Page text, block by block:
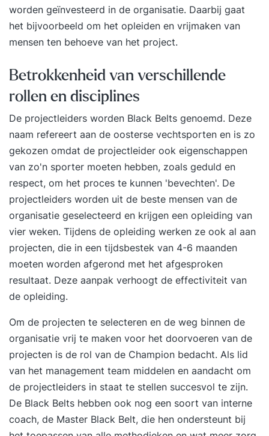
worden geïnvesteerd in de organisatie. Daarbij gaat
het bijvoorbeeld om het opleiden en vrijmaken van
mensen ten behoeve van het project.
Betrokkenheid van verschillende
rollen en disciplines
De projectleiders worden Black Belts genoemd. Deze
naam refereert aan de oosterse vechtsporten en is zo
gekozen omdat de projectleider ook eigenschappen
van zo'n sporter moeten hebben, zoals geduld en
respect, om het proces te kunnen 'bevechten'. De
projectleiders worden uit de beste mensen van de
organisatie geselecteerd en krijgen een opleiding van
vier weken. Tijdens de opleiding werken ze ook al aan
projecten, die in een tijdsbestek van 4-6 maanden
moeten worden afgerond met het afgesproken
resultaat. Deze aanpak verhoogt de effectiviteit van
de opleiding.
Om de projecten te selecteren en de weg binnen de
organisatie vrij te maken voor het doorvoeren van de
projecten is de rol van de Champion bedacht. Als lid
van het management team middelen en aandacht om
de projectleiders in staat te stellen succesvol te zijn.
De Black Belts hebben ook nog een soort van interne
coach, de Master Black Belt, die hen ondersteunt bij